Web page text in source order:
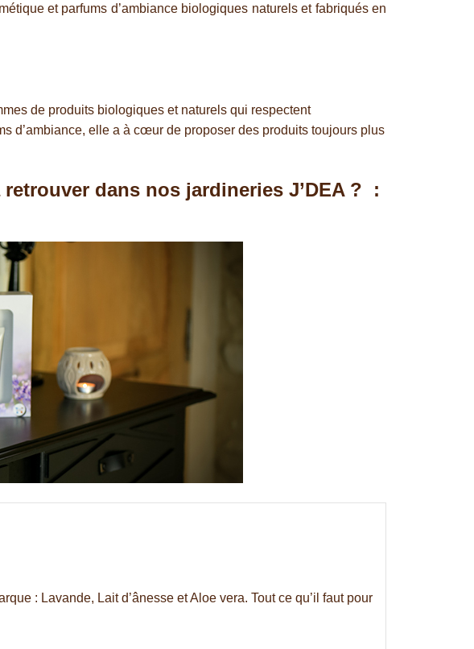
et parfums d’ambiance biologiques naturels et fabriqués en
de produits biologiques et naturels qui respectent
d’ambiance, elle a à cœur de proposer des produits toujours plus
dans nos jardineries J’DEA ? :
: Lavande, Lait d’ânesse et Aloe vera. Tout ce qu’il faut pour